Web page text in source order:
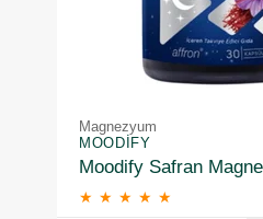
Magnezyum
MOODIFY
★ ★ ★ ★ ★